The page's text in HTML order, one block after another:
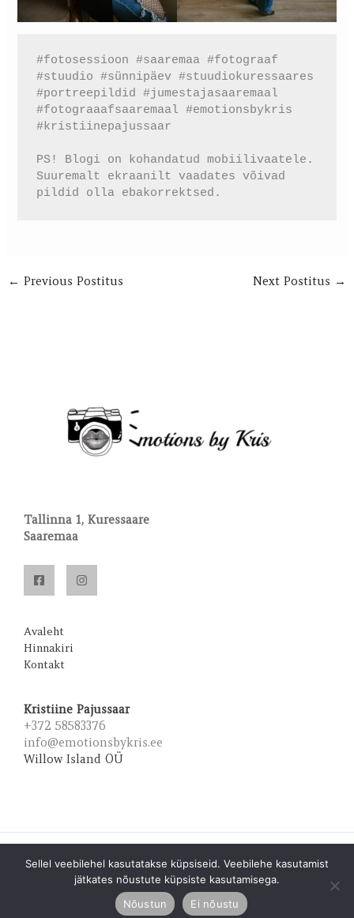
#fotosessioon #saaremaa #fotograaf
#stuudio #sünnipäev #stuudiokuressaares
#portreepildid #jumestajasaaremaal
#fotograaafsaaremaal #emotionsbykris
#kristiinepajussaar
PS! Blogi on kohandatud mobiilivaatele.
Suuremalt ekraanilt vaadates võivad
pildid olla ebakorrektsed.
← Previous Postitus Next Postitus →
Tallinna 1, Kuressaare
Saaremaa
Avaleht
Hinnakiri
Kontakt
Kristiine Pajussaar
+372 58583376
info@emotionsbykris.ee
Willow Island OÜ
Copyright © 2026 Emotions by Kris | Powered by Emotions
by Kris
Sellel veebilehel kasutatakse küpsiseid. Veebilehe kasutamist
jätkates nõustute küpsiste kasutamisega.
Nõustun
Ei nõustu